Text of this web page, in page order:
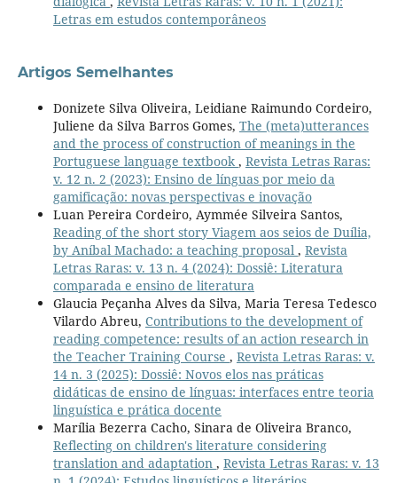
Letras em estudos contemporâneos
Artigos Semelhantes
Donizete Silva Oliveira, Leidiane Raimundo Cordeiro,
Juliene da Silva Barros Gomes, The (meta)utterances
and the process of construction of meanings in the
Portuguese language textbook , Revista Letras Raras:
v. 12 n. 2 (2023): Ensino de línguas por meio da
gamificação: novas perspectivas e inovação
Luan Pereira Cordeiro, Aymmée Silveira Santos,
Reading of the short story Viagem aos seios de Duília,
by Aníbal Machado: a teaching proposal , Revista
Letras Raras: v. 13 n. 4 (2024): Dossiê: Literatura
comparada e ensino de literatura
Glaucia Peçanha Alves da Silva, Maria Teresa Tedesco
Vilardo Abreu, Contributions to the development of
reading competence: results of an action research in
the Teacher Training Course , Revista Letras Raras: v.
14 n. 3 (2025): Dossiê: Novos elos nas práticas
didáticas de ensino de línguas: interfaces entre teoria
linguística e prática docente
Marília Bezerra Cacho, Sinara de Oliveira Branco,
Reflecting on children's literature considering
translation and adaptation , Revista Letras Raras: v. 13